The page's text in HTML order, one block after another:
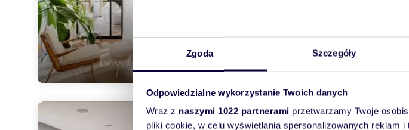
Zgoda Szczegóły
Odpowiedzialne wykorzystanie Twoich danych
Wraz z naszymi 1022 partnerami przetwarzamy Twoje
pliki cookie, w celu wyświetlania spersonalizowanych reklam
Mamy przyjemność zaprezentować
Polecam luksusowy apartament